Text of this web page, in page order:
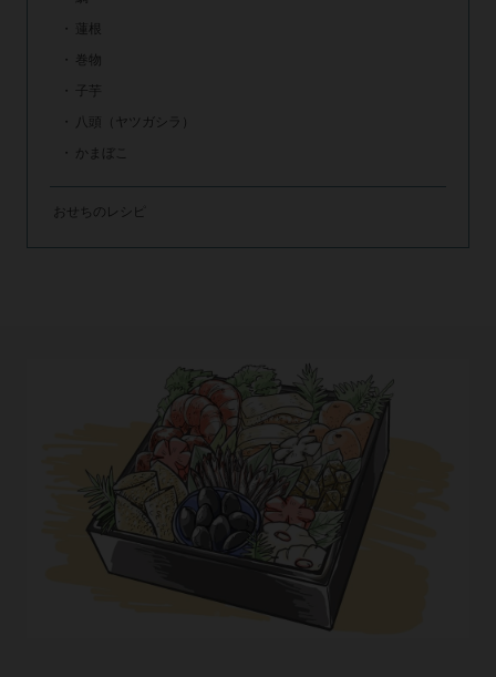
蓮根
巻物
子芋
八頭（ヤツガシラ）
かまぼこ
おせちのレシピ